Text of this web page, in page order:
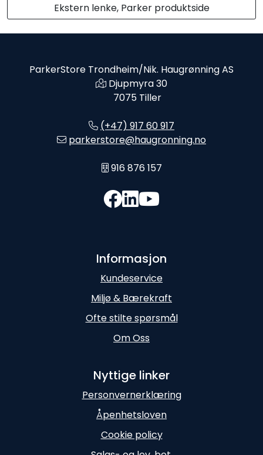
Ekstern lenke, Parker produktside
ParkerStore Trondheim/Nik. Haugrønning AS
Djupmyra 30
7075 Tiller
(+47) 917 60 917
parkerstore@haugronning.no
916 876 157
Informasjon
Kundeservice
Miljø & Bærekraft
Ofte stilte spørsmål
Om Oss
Nyttige linker
Personvernerklæring
Åpenhetsloven
Cookie policy